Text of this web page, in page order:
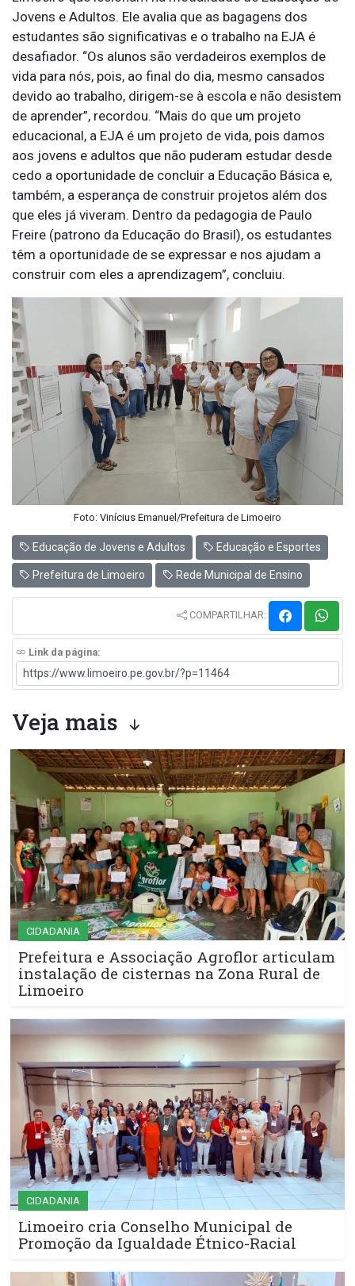
Jovens e Adultos. Ele avalia que as bagagens dos
estudantes são significativas e o trabalho na EJA é
desafiador. “Os alunos são verdadeiros exemplos de
vida para nós, pois, ao final do dia, mesmo cansados
devido ao trabalho, dirigem-se à escola e não desistem
de aprender”, recordou. “Mais do que um projeto
educacional, a EJA é um projeto de vida, pois damos
aos jovens e adultos que não puderam estudar desde
cedo a oportunidade de concluir a Educação Básica e,
também, a esperança de construir projetos além dos
que eles já viveram. Dentro da pedagogia de Paulo
Freire (patrono da Educação do Brasil), os estudantes
têm a oportunidade de se expressar e nos ajudam a
construir com eles a aprendizagem”, concluiu.
Foto: Vinícius Emanuel/Prefeitura de Limoeiro
Educação de Jovens e Adultos Educação e Esportes
Prefeitura de Limoeiro Rede Municipal de Ensino
COMPARTILHAR:
Link da página:
Veja mais
CIDADANIA
Prefeitura e Associação Agroflor articulam
instalação de cisternas na Zona Rural de
Limoeiro
CIDADANIA
Limoeiro cria Conselho Municipal de
Promoção da Igualdade Étnico-Racial